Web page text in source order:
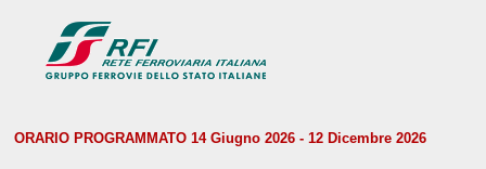
ORARIO PROGRAMMATO 14 Giugno 2026 - 12 Dicembre 2026